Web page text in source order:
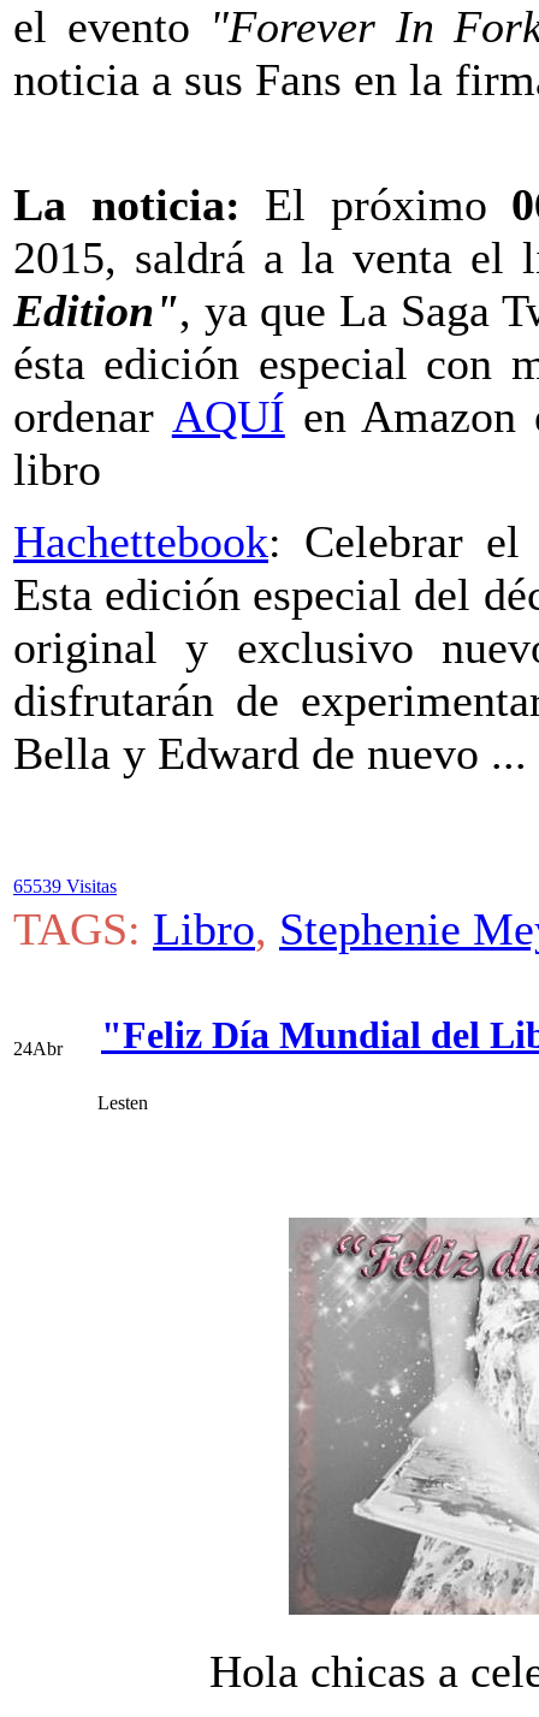
el evento "Forever In
noticia a sus Fans en la
La noticia: El próximo
2015, saldrá a la venta el
Edition", ya que La Saga
ésta edición especial con
ordenar AQUÍ en
libro
Hachettebook: Celebrar el
Esta edición especial del
original y exclusivo
disfrutarán de
Bella y Edward de nuevo
65539 Visitas
TAGS: Libro, Stephenie
24Abr "Feliz Día Mundial del
Lesten
Hola chicas a